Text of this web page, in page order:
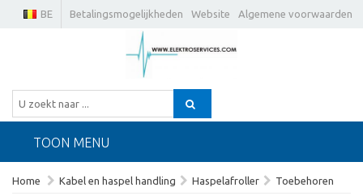
Betalingsmogelijkheden Website Algemene voorwaarden
BE
TOON MENU
Home Kabel en haspel handling Haspelafroller Toebehoren